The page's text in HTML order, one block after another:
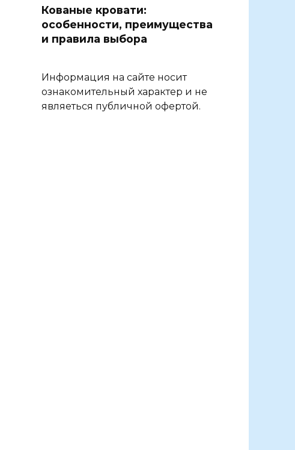
Кованые кровати:
особенности, преимущества
и правила выбора
Информация на сайте носит
ознакомительный характер и не
являеться публичной офертой.